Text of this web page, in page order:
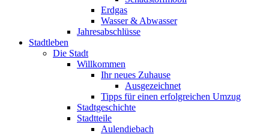
Erdgas
Wasser & Abwasser
Jahresabschlüsse
Stadtleben
Die Stadt
Willkommen
Ihr neues Zuhause
Ausgezeichnet
Tipps für einen erfolgreichen Umzug
Stadtgeschichte
Stadtteile
Aulendiebach